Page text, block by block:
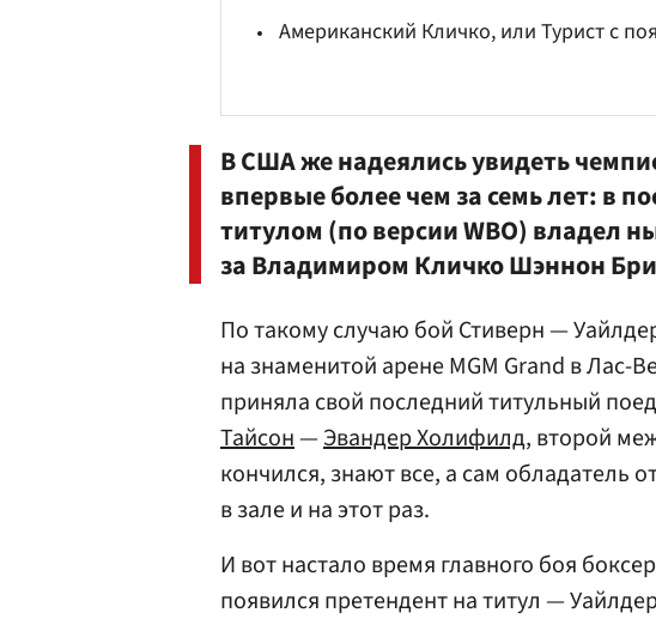
Американский Кличко, или Турист с
В США же надеялись увидеть
впервые более чем за семь лет: в
титулом (по версии WBO) владел
заВладимиром КличкоШэннон
По такому случаю бой Стиверн —
на знаменитой арене MGM Grand в Лас-
приняла свой последний титульный
Тайсон—Эвандер Холифилд, второй
кончился, знают все, а сам обладатель
в зале и на этот раз.
И вот настало время главного боя
появился претендент на титул —